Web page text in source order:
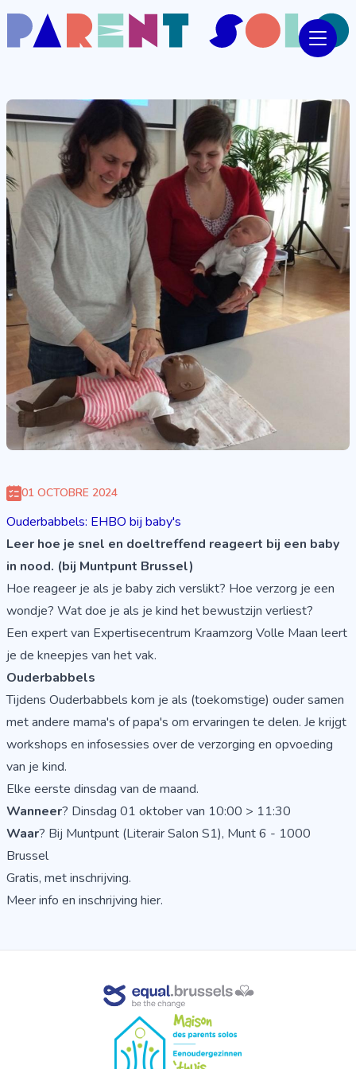
01 OCTOBRE 2024
Ouderbabbels: EHBO bij baby's
Leer hoe je snel en doeltreffend reageert bij een baby
in nood. (bij Muntpunt Brussel)
Hoe reageer je als je baby zich verslikt? Hoe verzorg je een
wondje? Wat doe je als je kind het bewustzijn verliest?
Een expert van Expertisecentrum Kraamzorg Volle Maan leert
je de kneepjes van het vak.
Ouderbabbels
Tijdens Ouderbabbels kom je als (toekomstige) ouder samen
met andere mama's of papa's om ervaringen te delen. Je krijgt
workshops en infosessies over de verzorging en opvoeding
van je kind.
Elke eerste dinsdag van de maand.
Wanneer? Dinsdag 01 oktober van 10:00 > 11:30
Waar? Bij Muntpunt (Literair Salon S1), Munt 6 - 1000
Brussel
Gratis, met inschrijving.
Meer info en inschrijving hier.